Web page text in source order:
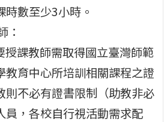
時數至少3小時。
：
授課教師需取得國立臺灣師範
教育中心所培訓相關課程之證
則不必有證書限制（助教非必
員，各校自行視活動需求配